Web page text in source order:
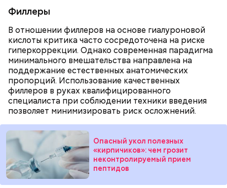
Филлеры
В отношении филлеров на основе гиалуроновой
кислоты критика часто сосредоточена на риске
гиперкоррекции. Однако современная парадигма
минимального вмешательства направлена на
поддержание естественных анатомических
пропорций. Использование качественных
филлеров в руках квалифицированного
специалиста при соблюдении техники введения
позволяет минимизировать риск осложнений.
Опасный укол полезных
«кирпичиков»: чем грозит
неконтролируемый прием
пептидов
Если после вскрытия переложить тушенку в
другую посуду, она не будет портиться сутки или
двое, добавила Русакова. В противном случае при
вскрытии происходят процессы окисления, и
металлическая упаковка начинает оказывать
негативное влияние на мясо, заключила специалист.
рыбы, с чем можно ее сочетать и кому стоит есть ее
с осторожностью, «Вечерняя Москва» узнала у
диетолога Елены Соломатиной.
— Для сервировки салата необходимо выложить
все ингредиенты в чашу, поджарить слайсы сыра
на сковороде и выложить их на салат, — дополнил
Белькович.
Для глазури нужны: